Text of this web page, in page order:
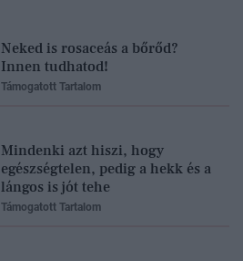
Neked is rosaceás a bőrőd?
Innen tudhatod!
Támogatott Tartalom
Mindenki azt hiszi, hogy
egészségtelen, pedig a hekk és a
lángos is jót tehe
Támogatott Tartalom